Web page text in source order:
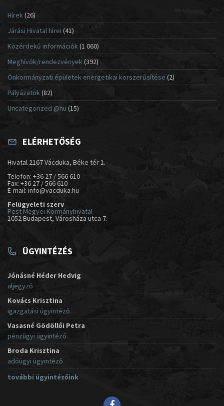
Hírek(26)
Járási Hivatal hírei (41)
Közérdekű információk(1 060)
Meghívók/rendezvények (392)
Önkormányzati épületek energetikai korszerűsítése (2)
Pályázatok (82)
Uncategorized @hu (15)
ELÉRHETŐSÉG
Hivatal 2167 Vácduka, Béke tér 1.
Telefon: +36 27 / 566 610
Fax: +36 27 / 566 610
E-mail: info@vacduka.hu
Felügyeleti szerv
Pest Megyei Kormányhivatal
1052 Budapest, Városháza utca 7.
ÜGYINTÉZÉS
Jónásné Héder Hedvig
aljegyző
Kovács Krisztina
igazgatási ügyintéző
Vasasné Gödöllői Petra
pénzügyi ügyintéző
Broda Krisztina
adóügyi ügyintéző
további ügyintézőink